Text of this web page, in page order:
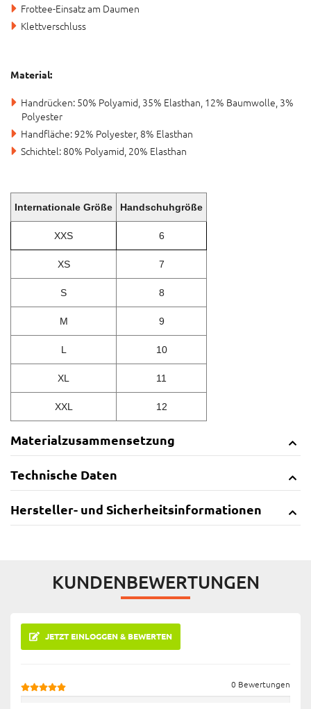
Frottee-Einsatz am Daumen
Klettverschluss
Material:
Handrücken: 50% Polyamid, 35% Elasthan, 12% Baumwolle, 3%
Polyester
Handfläche: 92% Polyester, 8% Elasthan
Schichtel: 80% Polyamid, 20% Elasthan
Internationale Größe Handschuhgröße
XXS 6
XS 7
S 8
M 9
L 10
XL 11
XXL 12
Materialzusammensetzung
Technische Daten
Hersteller- und Sicherheitsinformationen
KUNDENBEWERTUNGEN
JETZT EINLOGGEN & BEWERTEN
0 Bewertungen